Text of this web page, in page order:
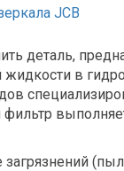
JCB
деталь,
жидкости в
фильтр